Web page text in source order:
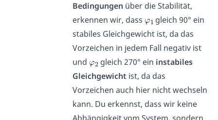
Bedingungen über die Stabilität,
erkennen wir, dass
gleich 90° ein
stabiles Gleichgewicht ist, da das
Vorzeichen in jedem Fall negativ ist
und
gleich 270° ein instabiles
Gleichgewicht ist, da das
Vorzeichen auch hier nicht wechseln
kann. Du erkennst, dass wir keine